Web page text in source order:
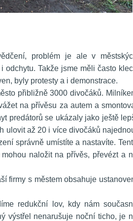
problém je ale v
odchytu. Takže jsme měli často
byly protesty a i demonstrace.
přibližně 3000 divočáků.
na přívěsu za autem a
predátorů se ukázaly jako ještě
ulovit až 20 i více divočáků
správně umístíte a nastavíte.
naložit na přívěs, převézt a
firmy s městem obsahuje
redukční lov, kdy nám
výstřel nenarušuje noční ticho, je